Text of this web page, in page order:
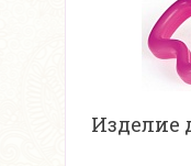
Изделие